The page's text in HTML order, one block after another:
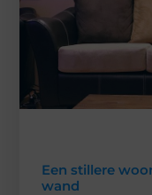
Een stillere
wand